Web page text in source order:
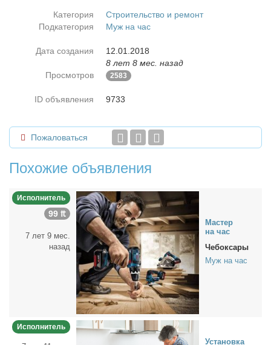
Категория
Строительство и ремонт
Подкатегория
Муж на час
Дата создания
12.01.2018
8 лет 8 мес. назад
Просмотров
2583
ID объявления 9733
Пожаловаться
Похожие объявления
Исполнитель
99 ₶
7 лет 9 мес.
назад
Ма­стер
на час
Чебоксары
Муж на час
Исполнитель
Уста­нов­ка